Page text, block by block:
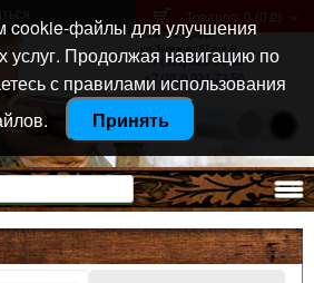
Санкт-Петербург
ул. Тележная 37 лит А
+7 (911) 021-04-08
+7 (812) 921-73-50
Товаров: 0 (0 p )
cookie-файлы для улучшения
услуг. Продолжая навигацию по
с правилами использования
Принять